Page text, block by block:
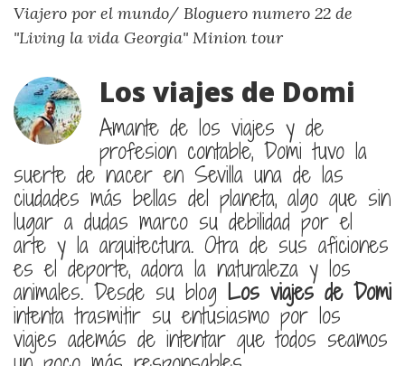
Viajero por el mundo/ Bloguero numero 22 de
"Living la vida Georgia" Minion tour
Los viajes de Domi
Amante de los viajes y de
profesion contable, Domi tuvo la
suerte de nacer en Sevilla una de las
ciudades más bellas del planeta, algo que sin
lugar a dudas marco su debilidad por el
arte y la arquitectura. Otra de sus aficiones
es el deporte, adora la naturaleza y los
animales. Desde su blog Los viajes de Domi
intenta trasmitir su entusiasmo por los
viajes además de intentar que todos seamos